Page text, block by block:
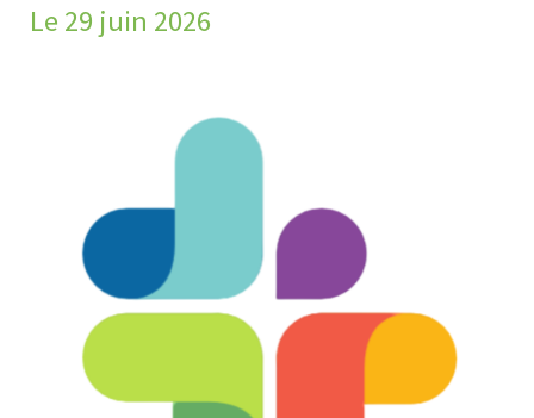
Le 29 juin 2026